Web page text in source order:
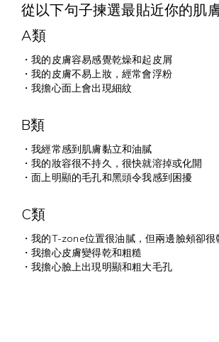
從以下句子揀選最貼近你的肌膚
A類
・我的皮膚容易感覺乾燥和起皮屑
・我的皮膚不易上妝，經常會浮粉
・我擔心面上會出現細紋
B類
・我經常感到肌膚黏立和油膩
・我的妝容很不持久，很快就溶掉或化開
・面上明顯的毛孔和黑頭令我感到困擾
C類
・我的T-zone位置很油膩，但兩邊臉頰卻很
・我擔心皮膚變得乾和粗糙
・我擔心臉上出現明顯和粗大毛孔